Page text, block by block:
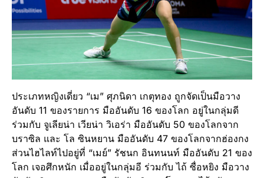
ประเภทหญิงเดี่ยว “เม” ศุภนิดา เกตุทอง ถูกจัดเป็นมือวาง
อันดับ 11 ของรายการ มืออันดับ 16 ของโลก อยู่ในกลุ่มดี
ร่วมกับ จูเลียน่า เวียน่า วิเอร่า มืออันดับ 50 ของโลกจาก
บราซิล และ โล ซินหยาน มืออันดับ 47 ของโลกจากฮ่องกง
ส่วนไฮไลท์ไปอยู่ที่ “เมย์” รัชนก อินทนนท์ มืออันดับ 21 ของ
โลก เจอศึกหนัก เมื่ออยู่ในกลุ่มอี ร่วมกับ ไถ้ ซื่อหยิง มือวาง